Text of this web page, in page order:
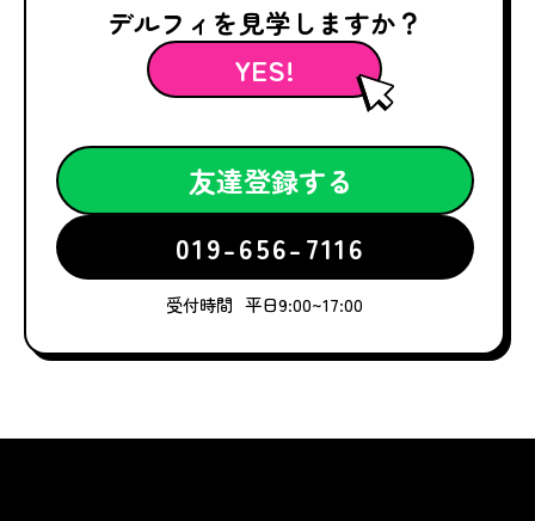
デルフィを見学しますか？
YES!
友達登録する
019-656-7116
受付時間 平日9:00~17:00